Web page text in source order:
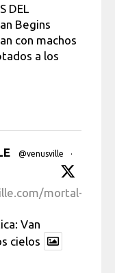
DEL
Begins
con machos
a los
@venusville
·
mortal-
Van
cielos